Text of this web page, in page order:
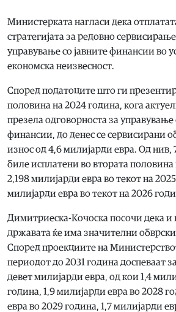
Министерката нагласи дека
стратегијата за редовно
управување со јавните финансии во
економска неизвесност.
Според податоците што ги
половина на 2024 година, кога
презела одговорноста за управување
финансии, до денес се сервисирани
износ од 4,6 милијарди евра. Од
биле исплатени во втората половина
2,198 милијарди евра во текот на 2025
милијарди евра во текот на 2026
Димитриеска-Кочоска посочи дека и
државата ќе има значителни обврски
Според проекциите на
периодот до 2031 година доспеваат
девет милијарди евра, од кои 1,4
година, 1,9 милијарди евра во 2028
евра во 2029 година, 1,7 милијарди